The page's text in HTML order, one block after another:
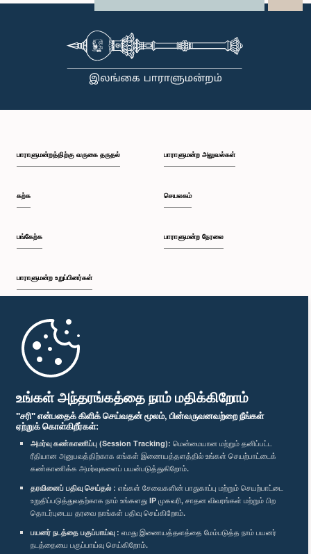
உங்கள் அந்தரங்கத்தை நாம் மதிக்கிறோம்
"சரி" என்பதைக் கிளிக் செய்வதன் மூலம், பின்வருவனவற்றை நீங்கள்
ஏற்றுக் கொள்கிறீர்கள்:
அமர்வு கண்காணிப்பு (Session Tracking): மென்மையான மற்றும் தனிப்பட்ட
ரீதியான அனுபவத்திற்காக எங்கள் இணையத்தளத்தில் உங்கள் செயற்பாட்டைக்
கண்காணிக்க அமர்வுகளைப் பயன்படுத்துகிறோம்.
தரவினைப் பதிவு செய்தல் : எங்கள் சேவைகளின் பாதுகாப்பு மற்றும் செயற்பாட்டை
உறுதிப்படுத்துவதற்காக நாம் உங்களது IP முகவரி, சாதன விவரங்கள் மற்றும் பிற
தொடர்புடைய தரவை நாங்கள் பதிவு செய்கிறோம்.
பயனர் நடத்தை பகுப்பாய்வு : எமது இணையத்தளத்தை மேம்படுத்த நாம் பயனர்
நடத்தையை பகுப்பாய்வு செய்கிறோம்.
பாராளுமன்றத்திற்கு வருகை தருதல்
கற்க
பங்கேற்க
பாராளுமன்ற உறுப்பினர்கள்
முதற்பக்கம்
பாராளுமன்ற அலுவல்கள்
செயலகம்
பாராளுமன்ற நேரலை
பாராளுமன்ற கையடக்க செயலி
எம்மை பின்தொடர்க :
விருதுகள்
தனியுரிமைக் கொள்கை